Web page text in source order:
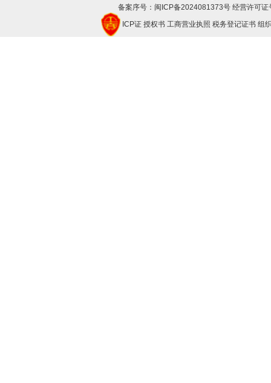
备案序号：闽ICP备2024081373号 经营许可
ICP证 授权书 工商营业执照 税务登记证书 组